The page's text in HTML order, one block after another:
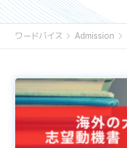
ワードバイス Admission